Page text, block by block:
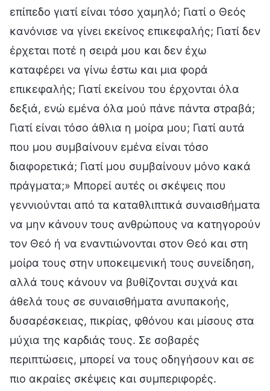
επίπεδο γιατί είναι τόσο χαμηλό; Γιατί ο Θεός
κανόνισε να γίνει εκείνος επικεφαλής; Γιατί δεν
έρχεται ποτέ η σειρά μου και δεν έχω
καταφέρει να γίνω έστω και μια φορά
επικεφαλής; Γιατί εκείνου του έρχονται όλα
δεξιά, ενώ εμένα όλα μού πάνε πάντα στραβά;
Γιατί είναι τόσο άθλια η μοίρα μου; Γιατί αυτά
που μου συμβαίνουν εμένα είναι τόσο
διαφορετικά; Γιατί μου συμβαίνουν μόνο κακά
πράγματα;» Μπορεί αυτές οι σκέψεις που
γεννιούνται από τα καταθλιπτικά συναισθήματα
να μην κάνουν τους ανθρώπους να κατηγορούν
τον Θεό ή να εναντιώνονται στον Θεό και στη
μοίρα τους στην υποκειμενική τους συνείδηση,
αλλά τους κάνουν να βυθίζονται συχνά και
άθελά τους σε συναισθήματα ανυπακοής,
δυσαρέσκειας, πικρίας, φθόνου και μίσους στα
μύχια της καρδιάς τους. Σε σοβαρές
περιπτώσεις, μπορεί να τους οδηγήσουν και σε
πιο ακραίες σκέψεις και συμπεριφορές.